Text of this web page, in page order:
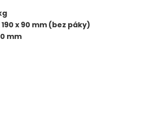
190 x 90 mm (bez páky)
mm